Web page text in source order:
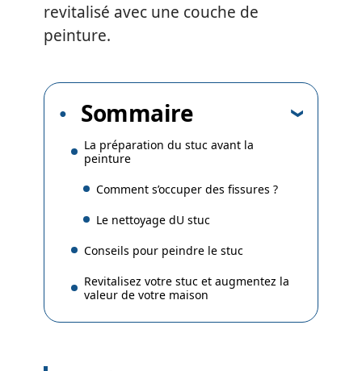
revitalisé avec une couche de
peinture.
Sommaire
La préparation du stuc avant la
peinture
Comment s’occuper des fissures ?
Le nettoyage dU stuc
Conseils pour peindre le stuc
Revitalisez votre stuc et augmentez la
valeur de votre maison